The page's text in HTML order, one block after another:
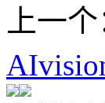
上一个